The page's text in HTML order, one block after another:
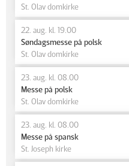
St. Olav domkirke
22. aug. kl. 19.00
Søndagsmesse på polsk
St. Olav domkirke
23. aug. kl. 08.00
Messe på polsk
St. Olav domkirke
23. aug. kl. 08.00
Messe på spansk
St. Joseph kirke